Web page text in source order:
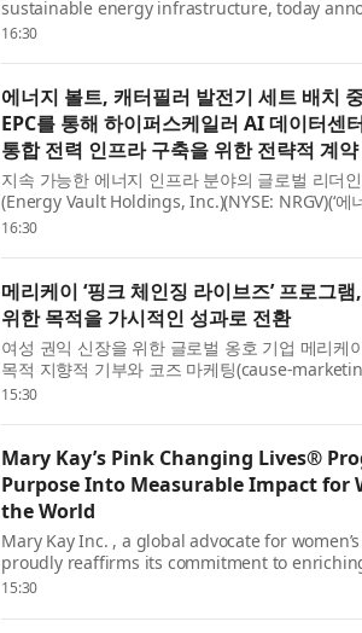
sustainable energy infrastructure, today
commercial agreement under which Energy
16:30
에너지 볼트, 캐터필러 발전기 세트 배치
EPC를 통해 하이퍼스케일러 AI 데이터센
통합 전력 인프라 구축을 위한 전략적 계
지속 가능한 에너지 인프라 분야의 글로벌 리더
(Energy Vault Holdings, Inc.)(NYSE: NRGV)(‘에
이퍼스케일러 AI 데이터센터를 위한 총 1.25기가
16:30
메리케이 ‘핑크 체인징 라이브즈’ 프로그
위한 목적을 가시적인 성과로 전환
여성 권익 신장을 위한 글로벌 옹호 기업 메리케
목적 지향적 기부와 코즈 마케팅(cause-
회 전반에 의미 있고 측정 가능한 영향력을 창출
15:30
Mary Kay’s Pink Changing Lives®
Purpose Into Measurable Impact for
the World
Mary Kay Inc. , a global advocate for
proudly reaffirms its commitment to
worldwide through its signature Pink
15:30